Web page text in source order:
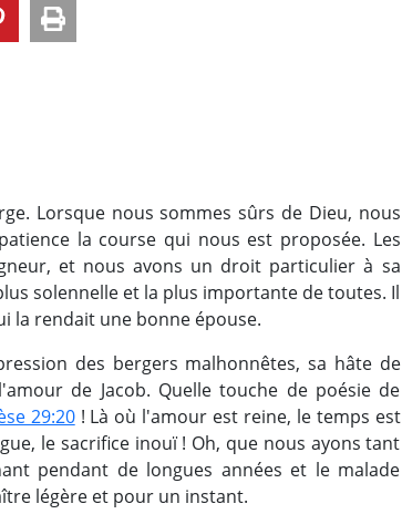
Lorsque nous sommes sûrs de Dieu, nous
la course qui nous est proposée. Les
et nous avons un droit particulier à sa
solennelle et la plus importante de toutes. Il
la rendait une bonne épouse.
des bergers malhonnêtes, sa hâte de
de Jacob. Quelle touche de poésie de
29:20! Là où l'amour est reine, le temps est
le sacrifice inouï ! Oh, que nous ayons tant
pendant de longues années et le malade
légère et pour un instant.